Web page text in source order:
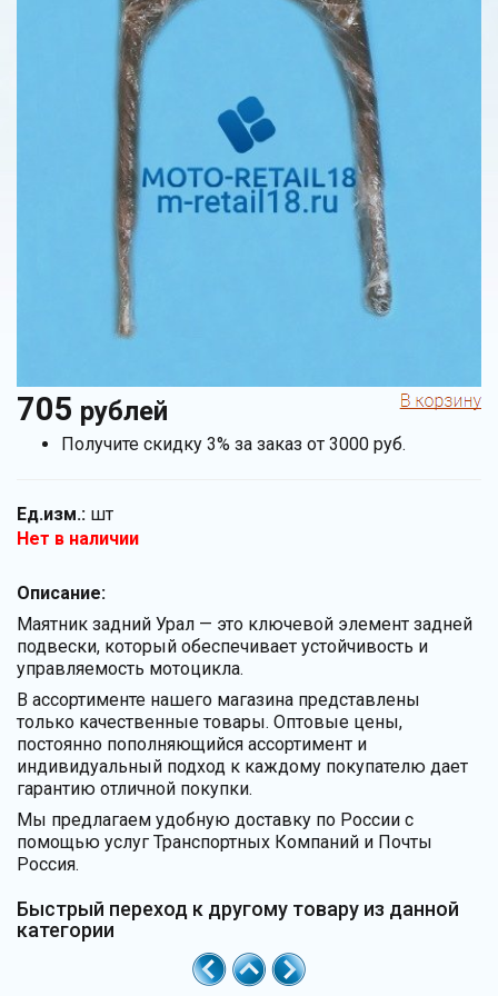
705 рублей
Получите скидку 3% за заказ от 3000 руб.
Ед.изм.: шт
Нет в наличии
Описание:
Маятник задний Урал — это ключевой элемент задней
подвески, который обеспечивает устойчивость и
управляемость мотоцикла.
В ассортименте нашего магазина представлены
только качественные товары. Оптовые цены,
постоянно пополняющийся ассортимент и
индивидуальный подход к каждому покупателю дает
гарантию отличной покупки.
Мы предлагаем удобную доставку по России с
помощью услуг Транспортных Компаний и Почты
Россия.
Быстрый переход к другому товару из данной
категории